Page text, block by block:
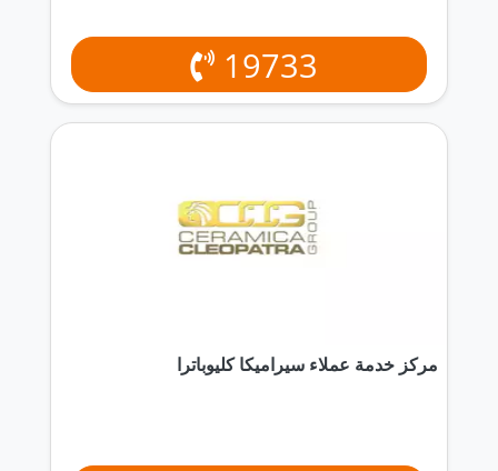
19733
مركز خدمة عملاء سيراميكا كليوباترا